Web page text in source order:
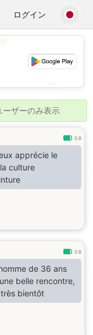
ログイン
ーザーのみ表示
0.8
apprécie le
culture
0.8
de 36 ans
belle rencontre,
bientôt